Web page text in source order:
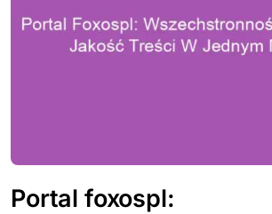
Portal foxospl: